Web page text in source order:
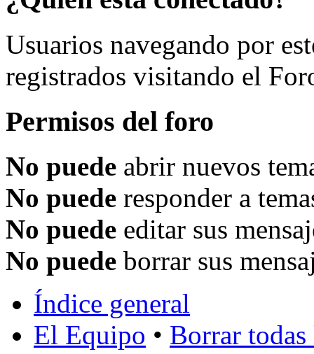
Usuarios navegando por
registrados visitando el
Permisos del foro
No puede abrir nuevos
No puede responder a
No puede editar sus
No puede borrar sus
Índice general
El Equipo • Borrar